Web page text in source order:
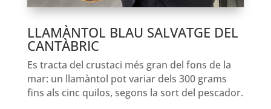
LLAMÀNTOL BLAU SALVATGE DEL
CANTÀBRIC
Es tracta del crustaci més gran del fons de la
mar: un llamàntol pot variar dels 300 grams
fins als cinc quilos, segons la sort del pescador.